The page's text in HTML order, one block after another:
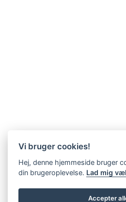
Vi bruger cookies!
Hej, denne hjemmeside bruger
din brugeroplevelse. Lad mig
Accepter